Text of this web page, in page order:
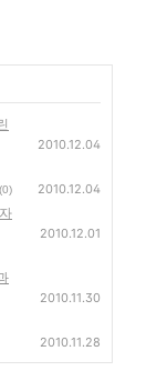
2010.12.04
(0) 2010.12.04
2010.12.01
2010.11.30
2010.11.28